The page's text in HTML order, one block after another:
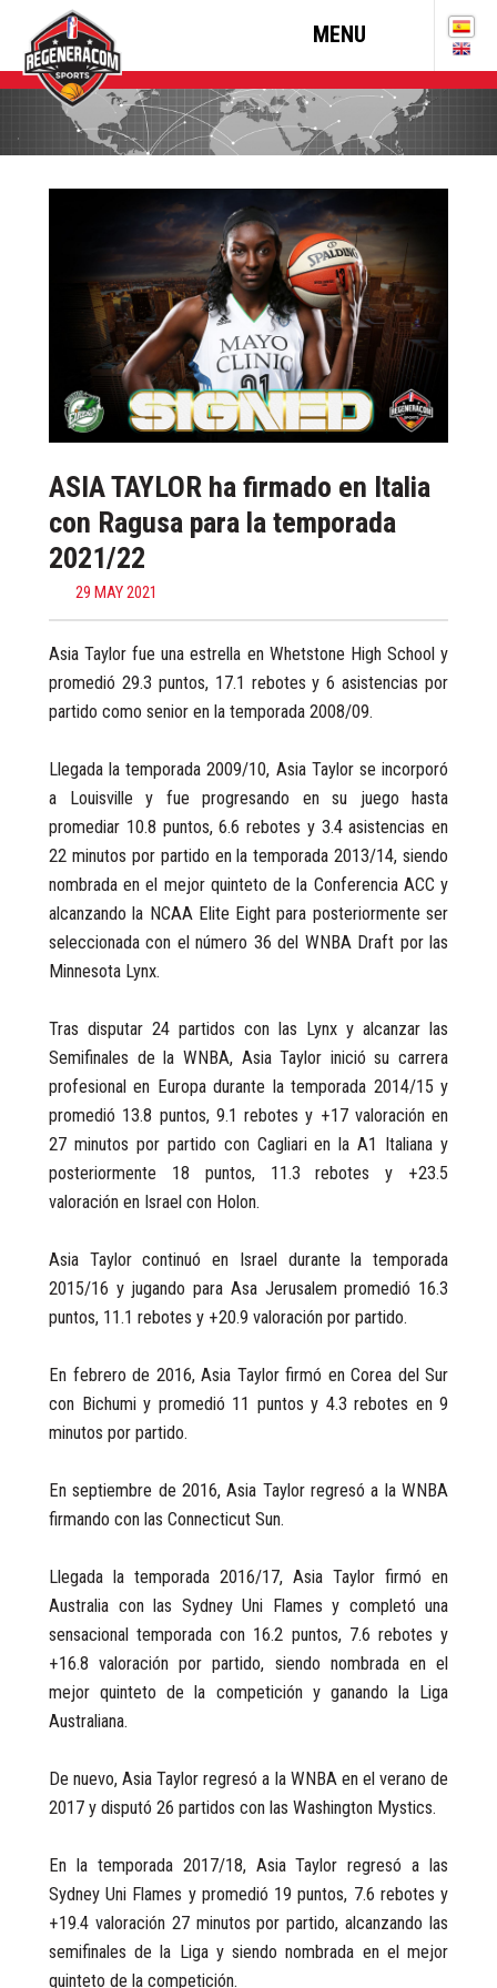
MENU
ASIA TAYLOR ha firmado en Italia
con Ragusa para la temporada
2021/22
29 MAY 2021
Asia Taylor fue una estrella en Whetstone High School y
promedió 29.3 puntos, 17.1 rebotes y 6 asistencias por
partido como senior en la temporada 2008/09.
Llegada la temporada 2009/10, Asia Taylor se incorporó
a Louisville y fue progresando en su juego hasta
promediar 10.8 puntos, 6.6 rebotes y 3.4 asistencias en
22 minutos por partido en la temporada 2013/14, siendo
nombrada en el mejor quinteto de la Conferencia ACC y
alcanzando la NCAA Elite Eight para posteriormente ser
seleccionada con el número 36 del WNBA Draft por las
Minnesota Lynx.
Tras disputar 24 partidos con las Lynx y alcanzar las
Semifinales de la WNBA, Asia Taylor inició su carrera
profesional en Europa durante la temporada 2014/15 y
promedió 13.8 puntos, 9.1 rebotes y +17 valoración en
27 minutos por partido con Cagliari en la A1 Italiana y
posteriormente 18 puntos, 11.3 rebotes y +23.5
valoración en Israel con Holon.
Asia Taylor continuó en Israel durante la temporada
2015/16 y jugando para Asa Jerusalem promedió 16.3
puntos, 11.1 rebotes y +20.9 valoración por partido.
En febrero de 2016, Asia Taylor firmó en Corea del Sur
con Bichumi y promedió 11 puntos y 4.3 rebotes en 9
minutos por partido.
En septiembre de 2016, Asia Taylor regresó a la WNBA
firmando con las Connecticut Sun.
Llegada la temporada 2016/17, Asia Taylor firmó en
Australia con las Sydney Uni Flames y completó una
sensacional temporada con 16.2 puntos, 7.6 rebotes y
+16.8 valoración por partido, siendo nombrada en el
mejor quinteto de la competición y ganando la Liga
Australiana.
De nuevo, Asia Taylor regresó a la WNBA en el verano de
2017 y disputó 26 partidos con las Washington Mystics.
En la temporada 2017/18, Asia Taylor regresó a las
Sydney Uni Flames y promedió 19 puntos, 7.6 rebotes y
+19.4 valoración 27 minutos por partido, alcanzando las
semifinales de la Liga y siendo nombrada en el mejor
quinteto de la competición.